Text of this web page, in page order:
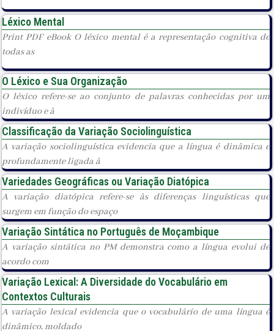
Léxico Mental
Print PDF eBook O léxico mental é a representação cognitiva de
todas as
O Léxico e Sua Organização
O léxico refere-se ao conjunto de palavras conhecidas por um
indivíduo e à
Classificação da Variação Sociolinguística
A variação sociolinguística evidencia que a língua é dinâmica e
profundamente ligada à
Variedades Geográficas ou Variação Diatópica
A variação diatópica refere-se às diferenças linguísticas que
surgem em função do espaço
Variação Sintática no Português de Moçambique
A variação sintática no PM demonstra como a língua evolui de
acordo com
Variação Lexical: A Diversidade do Vocabulário em
Contextos Culturais
A variação lexical evidencia que o vocabulário de uma língua é
dinâmico, moldado